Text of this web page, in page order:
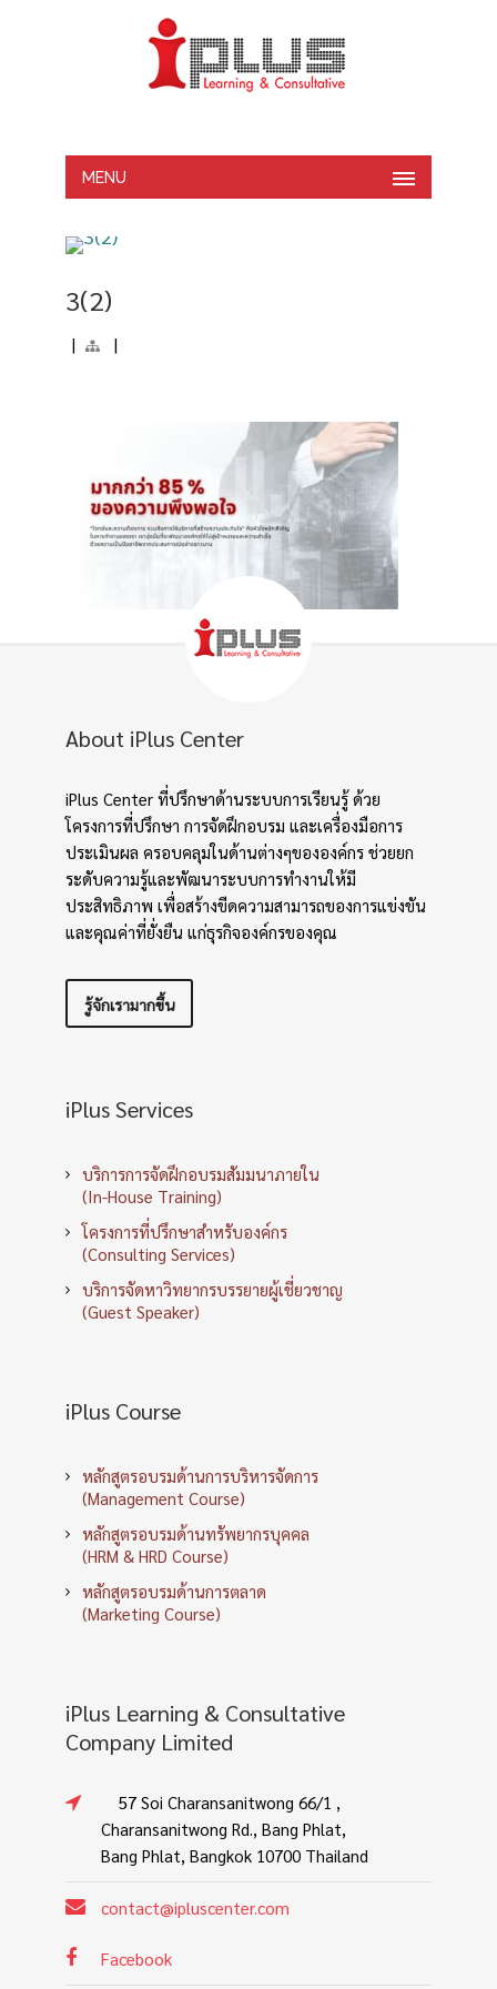
MENU
3(2)
| |
About iPlus Center
iPlus Center ที่ปรึกษาด้านระบบการเรียนรู้ ด้วย
โครงการที่ปรึกษา การจัดฝึกอบรม และเครื่องมือการ
ประเมินผล ครอบคลุมในด้านต่างๆขององค์กร ช่วยยก
ระดับความรู้และพัฒนาระบบการทำงานให้มี
ประสิทธิภาพ เพื่อสร้างขีดความสามารถของการแข่งขัน
และคุณค่าที่ยั่งยืน แก่ธุรกิจองค์กรของคุณ
รู้จักเรามากขึ้น
iPlus Services
บริการการจัดฝึกอบรมสัมมนาภายใน
(In-House Training)
โครงการที่ปรึกษาสำหรับองค์กร
(Consulting Services)
บริการจัดหาวิทยากรบรรยายผู้เชี่ยวชาญ
(Guest Speaker)
iPlus Course
หลักสูตรอบรมด้านการบริหารจัดการ
(Management Course)
หลักสูตรอบรมด้านทรัพยากรบุคคล
(HRM & HRD Course)
หลักสูตรอบรมด้านการตลาด
(Marketing Course)
iPlus Learning & Consultative
Company Limited
57 Soi Charansanitwong 66/1 ,
Charansanitwong Rd., Bang Phlat,
Bang Phlat, Bangkok 10700 Thailand
contact@ipluscenter.com
Facebook